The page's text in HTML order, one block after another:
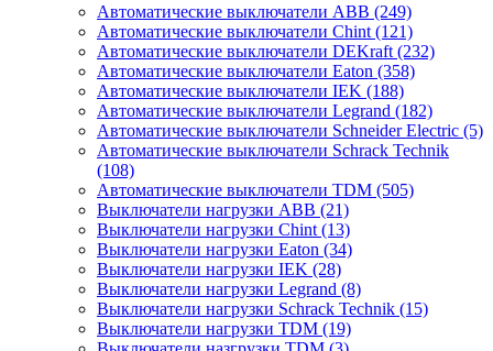
Автоматические выключатели ABB (249)
Автоматические выключатели Chint (121)
Автоматические выключатели DEKraft (232)
Автоматические выключатели Eaton (358)
Автоматические выключатели IEK (188)
Автоматические выключатели Legrand (182)
Автоматические выключатели Schneider Electric (5)
Автоматические выключатели Schrack Technik
(108)
Автоматические выключатели TDM (505)
Выключатели нагрузки ABB (21)
Выключатели нагрузки Chint (13)
Выключатели нагрузки Eaton (34)
Выключатели нагрузки IEK (28)
Выключатели нагрузки Legrand (8)
Выключатели нагрузки Schrack Technik (15)
Выключатели нагрузки TDM (19)